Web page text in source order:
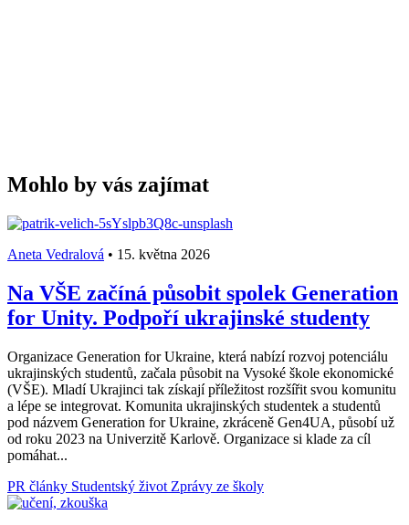
Mohlo by vás zajímat
Aneta Vedralová • 15. května 2026
Na VŠE začíná působit spolek Generation
for Unity. Podpoří ukrajinské studenty
Organizace Generation for Ukraine, která nabízí rozvoj potenciálu
ukrajinských studentů, začala působit na Vysoké škole ekonomické
(VŠE). Mladí Ukrajinci tak získají příležitost rozšířit svou komunitu
a lépe se integrovat. Komunita ukrajinských studentek a studentů
pod názvem Generation for Ukraine, zkráceně Gen4UA, působí už
od roku 2023 na Univerzitě Karlově. Organizace si klade za cíl
pomáhat...
PR články Studentský život Zprávy ze školy